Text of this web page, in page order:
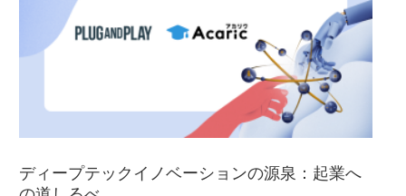
ディープテックイノベーションの源泉：起業へ